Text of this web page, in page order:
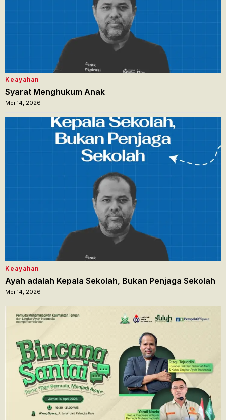
Keayahan
Syarat Menghukum Anak
Mei 14, 2026
Keayahan
Ayah adalah Kepala Sekolah, Bukan Penjaga Sekolah
Mei 14, 2026